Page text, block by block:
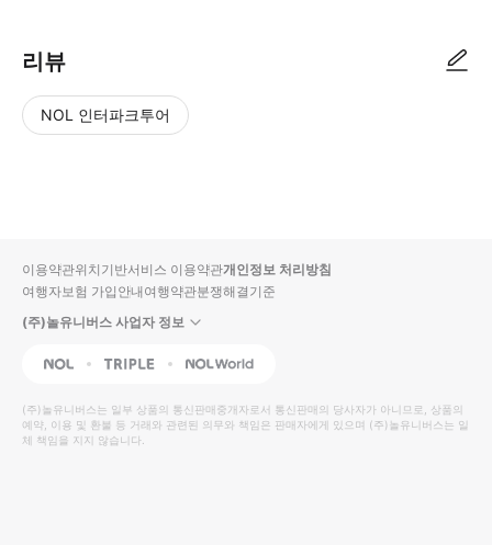
리뷰
NOL 인터파크투어
입니
다.
높
은
순
동
영
상
순
상
이용약관위치기반서비스 이용약관개인정보 처리방침
여행자보험 가입안내여행약관분쟁해결기준
(주)놀유니버스 사업자 정보
NOL Triple Interpark Global
(주)놀유니버스는 일부 상품의 통신판매중개자로서 통신판매의 당사자가 아니므로, 상품의
예약, 이용 및 환불 등 거래와 관련된 의무와 책임은 판매자에게 있으며 (주)놀유니버스는 일
체 책임을 지지 않습니다.